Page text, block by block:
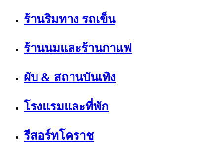
ร้านริมทาง รถเข็น
ร้านนมและร้านกาแฟ
ผับ & สถานบันเทิง
โรงแรมและที่พัก
รีสอร์ทโคราช